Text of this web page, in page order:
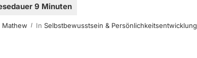
Mathew In Selbstbewusstsein & Persönlichkeitsentwicklung